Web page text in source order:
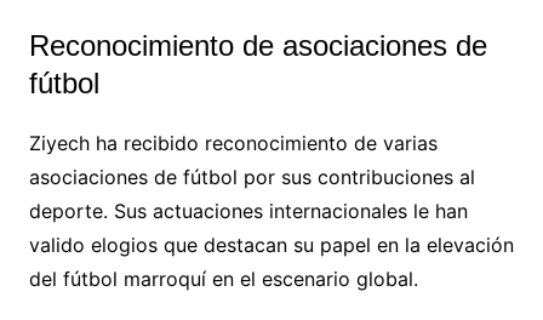
Reconocimiento de asociaciones de
fútbol
Ziyech ha recibido reconocimiento de varias
asociaciones de fútbol por sus contribuciones al
deporte. Sus actuaciones internacionales le han
valido elogios que destacan su papel en la elevación
del fútbol marroquí en el escenario global.